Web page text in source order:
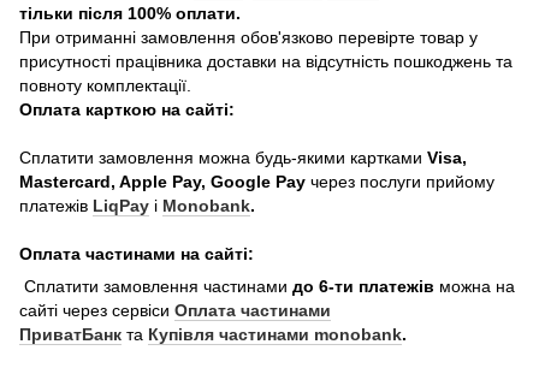
тільки після 100% оплати.
При отриманні замовлення обов'язково перевірте товар у
присутності працівника доставки на відсутність пошкоджень та
повноту комплектації.
Оплата карткою на сайті:
Сплатити замовлення можна будь-якими картками Visa,
Mastercard, Apple Pay, Google Pay через послуги прийому
платежів LiqPay і Monobank.
Оплата частинами на сайті:
Сплатити замовлення частинами до 6-ти платежів можна на
сайті через сервіси Оплата частинами
ПриватБанк та Купівля частинами monobank.